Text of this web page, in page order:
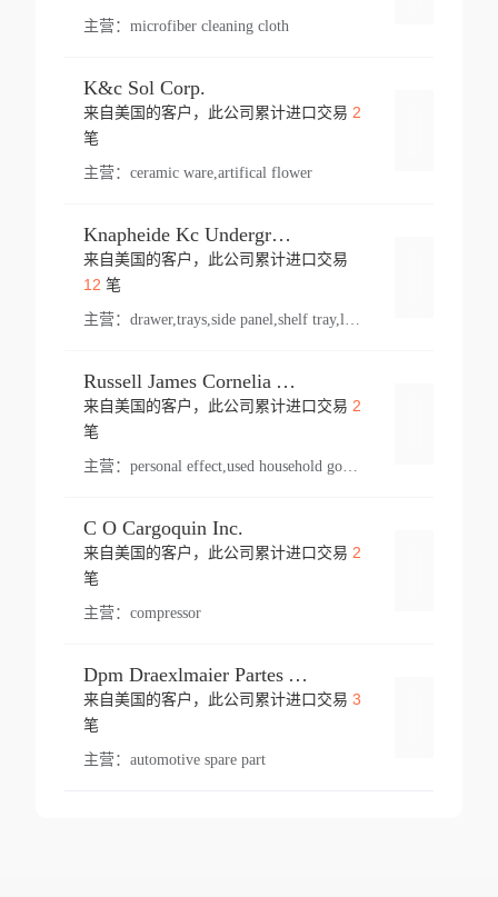
主营： microfiber cleaning cloth
K&c Sol Corp.
来自美国的客户，此公司累计进口交易 2
笔
主营： ceramic ware,artifical flower
Knapheide Kc Underground
来自美国的客户，此公司累计进口交易
12 笔
主营：
Russell James Cornelia Arlington Va
来自美国的客户，此公司累计进口交易 2
笔
主营： personal effect,used household goods
C O Cargoquin Inc.
来自美国的客户，此公司累计进口交易 2
笔
主营： compressor
Dpm Draexlmaier Partes Automotrices Corr Ind Huejotzingo
来自美国的客户，此公司累计进口交易 3
笔
主营： automotive spare part